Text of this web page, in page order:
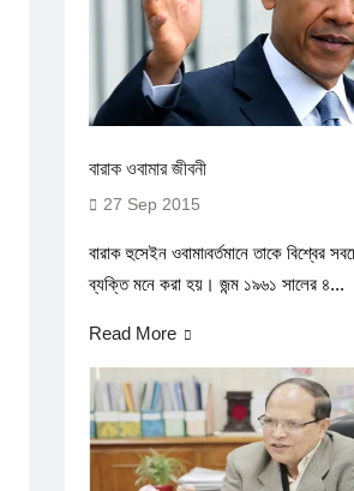
বারাক ওবামার জীবনী
27 Sep 2015
বারাক হুসেইন ওবামা৷বর্তমানে তাকে বিশ্বের
ব্যক্তি মনে করা হয়। জন্ম ১৯৬১ সালের ৪...
Read More